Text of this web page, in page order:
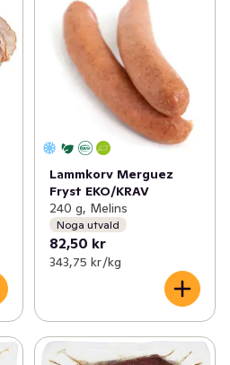
Lammkorv Merguez
Fryst EKO/KRAV
240 g, Melins
Noga utvald
82,50 kr
343,75 kr /kg